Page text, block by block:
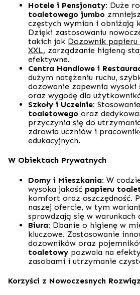
Hotele i Pensjonaty: Duże
toaletowego jumbo
częstych wymian i obniżają
Dzięki zastosowaniu
takich jak Dozownik
XXL, zarządzanie higieną
efektywne.
Centra Handlowe i
dużym natężeniu ruchu,
dozowanie zapewnia wysoki
oraz wygodę dla
Szkoły i Uczelnie: Stosowanie
toaletowego oraz
przyczynia się do
zdrowia uczniów i
edukacyjnych.
W Obiektach Prywatnych
Domy i Mieszkania: W
wysoka jakość papieru
komfort oraz oszczędność.
naszej ofercie, w tym
sprawdzają się w warunkach
Biura: Dbanie o higienę w
kluczowe. Zastosowanie
dozowników oraz
toaletowy pozwala na
zasobami i utrzymanie
Korzyści z Nowoczesnych